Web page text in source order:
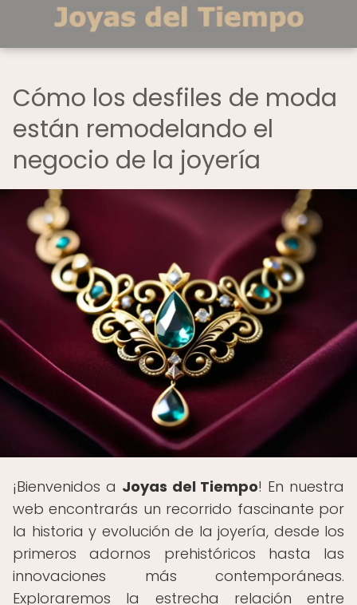
Cómo los desfiles de moda
están remodelando el
negocio de la joyería
¡Bienvenidos a Joyas del Tiempo! En nuestra
web encontrarás un recorrido fascinante por
la historia y evolución de la joyería, desde los
primeros adornos prehistóricos hasta las
innovaciones más contemporáneas.
Exploraremos la estrecha relación entre